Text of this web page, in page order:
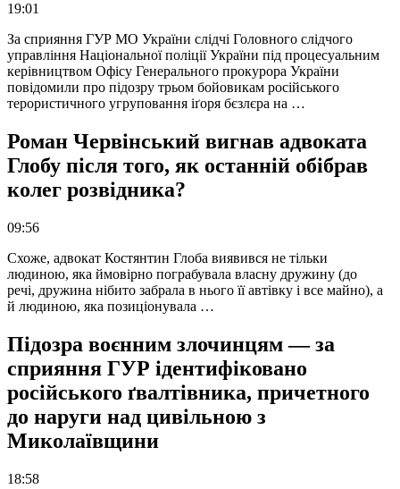
19:01
За сприяння ГУР МО України слідчі Головного слідчого
управління Національної поліції України під процесуальним
керівництвом Офісу Генерального прокурора України
повідомили про підозру трьом бойовикам російського
терористичного угруповання іґоря бєзлєра на …
Роман Червінський вигнав адвоката
Глобу після того, як останній обібрав
колег розвідника?
09:56
Схоже, адвокат Костянтин Глоба виявився не тільки
людиною, яка ймовірно пограбувала власну дружину (до
речі, дружина нібито забрала в нього її автівку і все майно), а
й людиною, яка позиціонувала …
Підозра воєнним злочинцям — за
сприяння ГУР ідентифіковано
російського ґвалтівника, причетного
до наруги над цивільною з
Миколаївщини
18:58